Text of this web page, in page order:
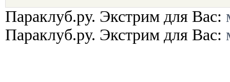
Параклуб.ру. Экстрим для Вас:
Параклуб.ру. Экстрим для Вас: